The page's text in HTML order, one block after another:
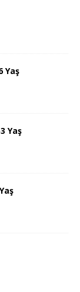
Yaş
Yaş